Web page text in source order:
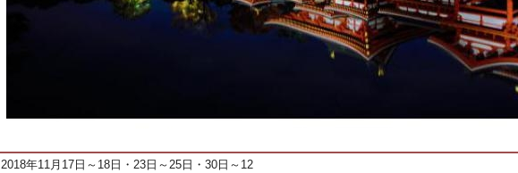
2018年11月17日～18日・23日～25日・30日～12